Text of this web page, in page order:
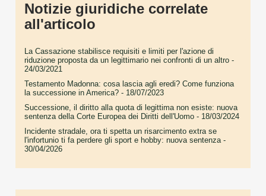
Notizie giuridiche correlate
all'articolo
La Cassazione stabilisce requisiti e limiti per l'azione di
riduzione proposta da un legittimario nei confronti di un altro -
24/03/2021
Testamento Madonna: cosa lascia agli eredi? Come funziona
la successione in America? - 18/07/2023
Successione, il diritto alla quota di legittima non esiste: nuova
sentenza della Corte Europea dei Diritti dell'Uomo - 18/03/2024
Incidente stradale, ora ti spetta un risarcimento extra se
l'infortunio ti fa perdere gli sport e hobby: nuova sentenza-
30/04/2026